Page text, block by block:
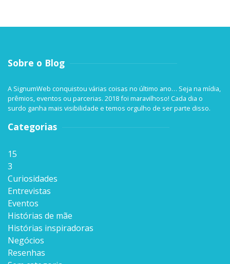
Sobre o Blog
A SignumWeb conquistou várias coisas no último ano… Seja na mídia,
prêmios, eventos ou parcerias. 2018 foi maravilhoso! Cada dia o
surdo ganha mais visibilidade e temos orgulho de ser parte disso.
Categorias
15
3
Curiosidades
Entrevistas
Eventos
Histórias de mãe
Histórias inspiradoras
Negócios
Resenhas